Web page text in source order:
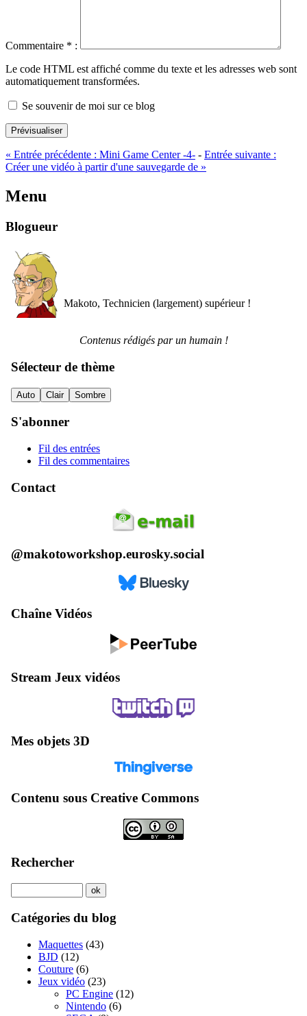
Commentaire * :
Le code HTML est affiché comme du texte et les adresses web sont
automatiquement transformées.
Se souvenir de moi sur ce blog
Prévisualiser
« Entrée précédente : Mini Game Center -4- - Entrée suivante :
Créer une vidéo à partir d'une sauvegarde de »
Menu
Blogueur
Makoto, Technicien (largement) supérieur !
Contenus rédigés par un humain !
Sélecteur de thème
Auto Clair Sombre
S'abonner
Fil des entrées
Fil des commentaires
Contact
@makotoworkshop.eurosky.social
Chaîne Vidéos
Stream Jeux vidéos
Mes objets 3D
Contenu sous Creative Commons
Rechercher
Catégories du blog
Maquettes (43)
BJD (12)
Couture (6)
Jeux vidéo (23)
PC Engine (12)
Nintendo (6)